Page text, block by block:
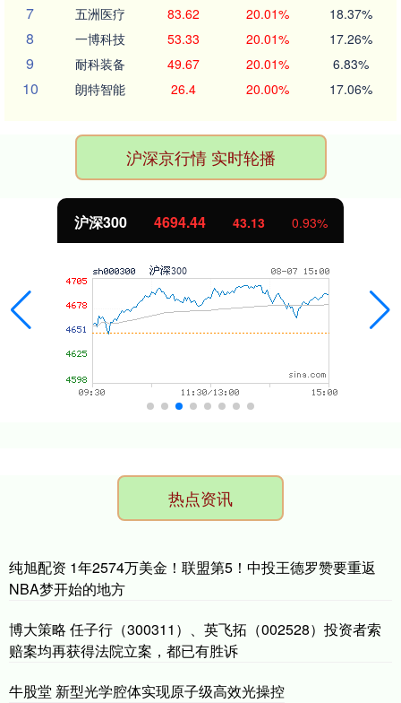
7 五洲医疗 83.62 20.01% 18.37%
8 一博科技 53.33 20.01% 17.26%
9 耐科装备 49.67 20.01% 6.83%
10 朗特智能 26.4 20.00% 17.06%
沪深京行情 实时轮播
沪深300 4694.44 43.13 0.93%
热点资讯
纯旭配资 1年2574万美金！联盟第5！中投王德罗赞要重返
NBA梦开始的地方
博大策略 任子行（300311）、英飞拓（002528）投资者索
赔案均再获得法院立案，都已有胜诉
牛股堂 新型光学腔体实现原子级高效光操控